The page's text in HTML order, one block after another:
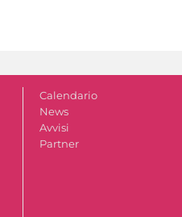
Calendario
News
Avvisi
Partner